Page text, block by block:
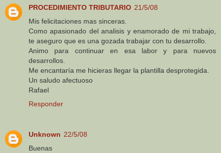
PROCEDIMIENTO TRIBUTARIO 21/5/08
Mis felicitaciones mas sinceras.
Como apasionado del analisis y enamorado de mi trabajo,
te aseguro que es una gozada trabajar con tu desarrollo.
Animo para continuar en esa labor y para nuevos
desarrollos.
Me encantaría me hicieras llegar la plantilla desprotegida.
Un saludo afectuoso
Rafael
Responder
Unknown 22/5/08
Buenas